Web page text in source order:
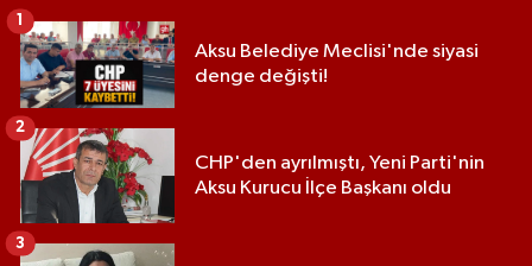
Aksu Belediye Meclisi'nde siyasi
denge değişti!
1
CHP'den ayrılmıştı, Yeni Parti'nin
Aksu Kurucu İlçe Başkanı oldu
2
3